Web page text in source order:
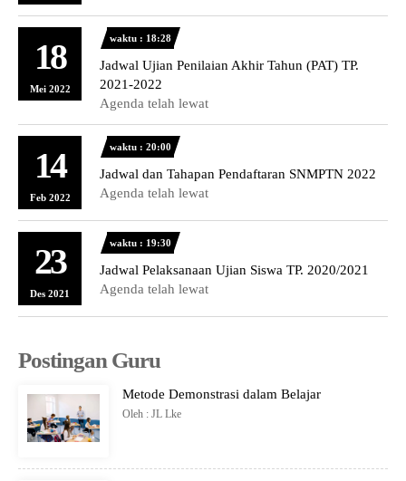
18
Mei 2022
waktu : 18:28
Jadwal Ujian Penilaian Akhir Tahun (PAT) TP.
2021-2022
Agenda telah lewat
14
Feb 2022
waktu : 20:00
Jadwal dan Tahapan Pendaftaran SNMPTN 2022
Agenda telah lewat
23
Des 2021
waktu : 19:30
Jadwal Pelaksanaan Ujian Siswa TP. 2020/2021
Agenda telah lewat
Postingan Guru
Metode Demonstrasi dalam Belajar
Oleh : JL Lke